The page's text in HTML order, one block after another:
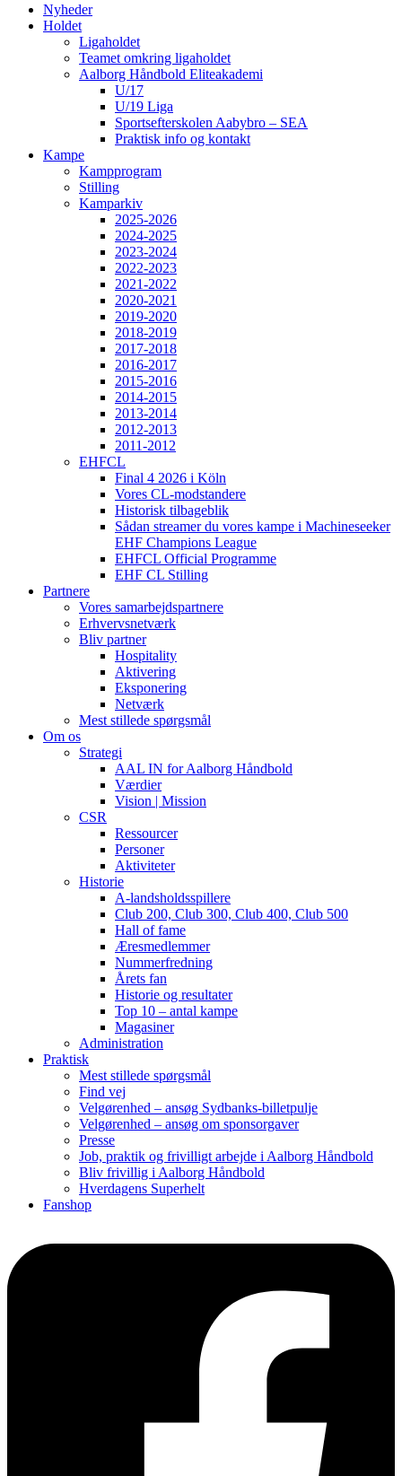
Nyheder
Holdet
Ligaholdet
Teamet omkring ligaholdet
Aalborg Håndbold Eliteakademi
U/17
U/19 Liga
Sportsefterskolen Aabybro – SEA
Praktisk info og kontakt
Kampe
Kampprogram
Stilling
Kamparkiv
2025-2026
2024-2025
2023-2024
2022-2023
2021-2022
2020-2021
2019-2020
2018-2019
2017-2018
2016-2017
2015-2016
2014-2015
2013-2014
2012-2013
2011-2012
EHFCL
Final 4 2026 i Köln
Vores CL-modstandere
Historisk tilbageblik
Sådan streamer du vores kampe i Machineseeker
EHF Champions League
EHFCL Official Programme
EHF CL Stilling
Partnere
Vores samarbejdspartnere
Erhvervsnetværk
Bliv partner
Hospitality
Aktivering
Eksponering
Netværk
Mest stillede spørgsmål
Om os
Strategi
AAL IN for Aalborg Håndbold
Værdier
Vision | Mission
CSR
Ressourcer
Personer
Aktiviteter
Historie
A-landsholdsspillere
Club 200, Club 300, Club 400, Club 500
Hall of fame
Æresmedlemmer
Nummerfredning
Årets fan
Historie og resultater
Top 10 – antal kampe
Magasiner
Administration
Praktisk
Mest stillede spørgsmål
Find vej
Velgørenhed – ansøg Sydbanks-billetpulje
Velgørenhed – ansøg om sponsorgaver
Presse
Job, praktik og frivilligt arbejde i Aalborg Håndbold
Bliv frivillig i Aalborg Håndbold
Hverdagens Superhelt
Fanshop